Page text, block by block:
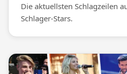
Die aktuellsten Schlagzeilen
Schlager-Stars.